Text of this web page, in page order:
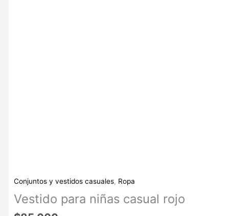
Conjuntos y vestidos casuales, Ropa
Vestido para niñas casual rojo